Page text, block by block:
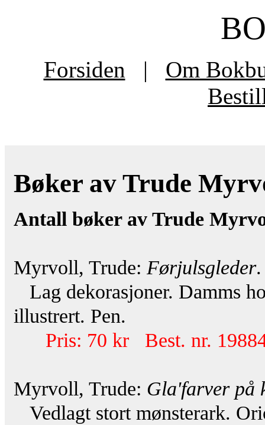
Forsiden |
Om
Bøker av Trude
Antall bøker av Trude
Myrvoll, Trude: Førjulsgleder.
Lag dekorasjoner. Damms
illustrert. Pen.
Pris: 70 kr Best. nr.
Myrvoll, Trude: Gla'farver på
Vedlagt stort mønsterark.